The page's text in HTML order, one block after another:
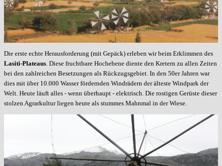
Die erste echte Herausforderung (mit Gepäck) erleben wir beim Erklimmen des
Lasiti-Plateaus. Diese fruchtbare Hochebene diente den Kretern zu allen Zeiten
bei den zahlreichen Besetzungen als Rückzugsgebiet. In den 50er Jahren war
dies mit über 10.000 Wasser fördernden Windrädern der älteste Windpark der
Welt. Heute läuft alles - wenn überhaupt - elektrisch. Die rostigen Gerüste dieser
stolzen Agrarkultur liegen heute als stummes Mahnmal in der Wiese.